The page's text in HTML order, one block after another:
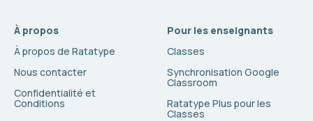
À propos
À propos de Ratatype
Nous contacter
Confidentialité et
Conditions
Pour les enseignants
Classes
Synchronisation Google
Classroom
Ratatype Plus pour les
Classes